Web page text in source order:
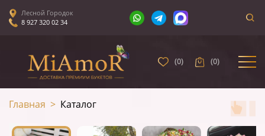
Лесной Городок
8 927 320 02 34
(0) (0)
Главная > Каталог